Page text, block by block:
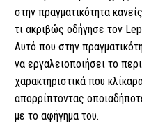
στην πραγματικότητα
τι ακριβώς οδήγησε τον
Αυτό που στην
να εργαλειοποιήσει το
χαρακτηριστικά που
απορρίπτοντας
με το αφήγημα του.